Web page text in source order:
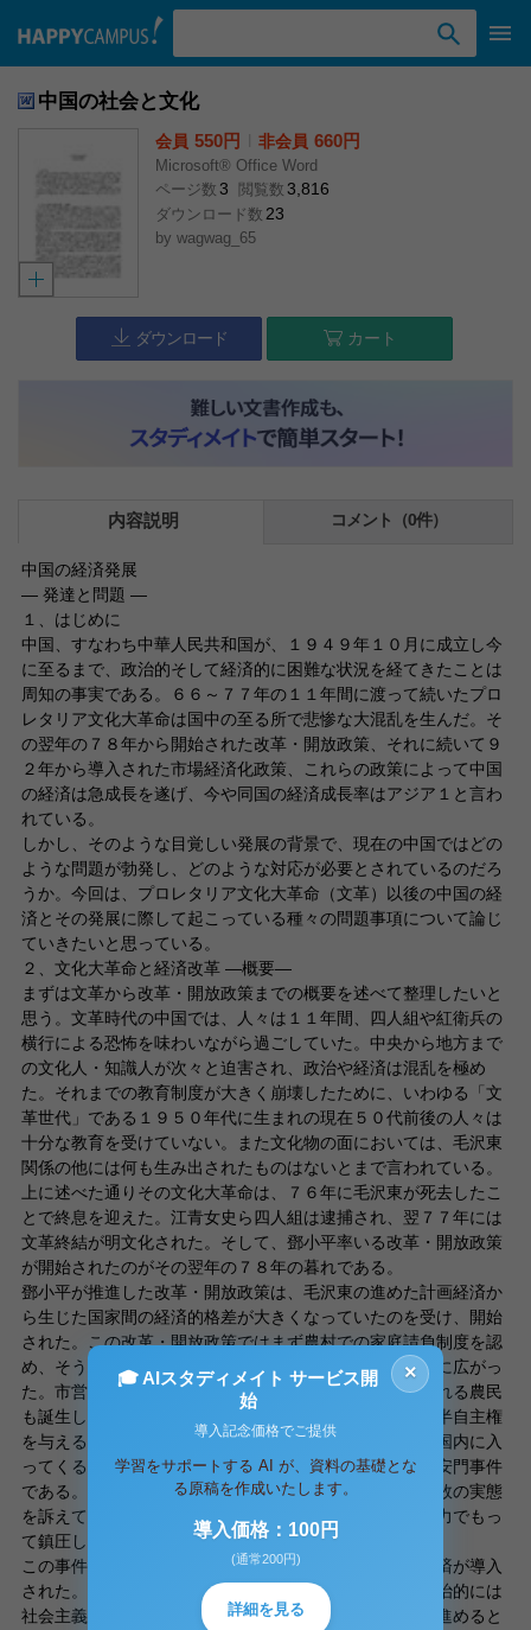
中国の社会と文化
会員 550円 非会員 660円
Microsoft® Office Word
ページ数 3 閲覧数 3,816
ダウンロード数 23
by wagwag_65
ダウンロード カート
内容説明 コメント（0件）
中国の経済発展
― 発達と問題 ―
１、はじめに
中国、すなわち中華人民共和国が、１９４９年１０月に成立し今
に至るまで、政治的そして経済的に困難な状況を経てきたことは
周知の事実である。６６～７７年の１１年間に渡って続いたプロ
レタリア文化大革命は国中の至る所で悲惨な大混乱を生んだ。そ
の翌年の７８年から開始された改革・開放政策、それに続いて９
２年から導入された市場経済化政策、これらの政策によって中国
の経済は急成長を遂げ、今や同国の経済成長率はアジア１と言わ
れている。
しかし、そのような目覚しい発展の背景で、現在の中国ではどの
ような問題が勃発し、どのような対応が必要とされているのだろ
うか。今回は、プロレタリア文化大革命（文革）以後の中国の経
済とその発展に際して起こっている種々の問題事項について論じ
ていきたいと思っている。
２、文化大革命と経済改革 ―概要―
まずは文革から改革・開放政策までの概要を述べて整理したいと
思う。文革時代の中国では、人々は１１年間、四人組や紅衛兵の
横行による恐怖を味わいながら過ごしていた。中央から地方まで
の文化人・知識人が次々と迫害され、政治や経済は混乱を極め
た。それまでの教育制度が大きく崩壊したために、いわゆる「文
革世代」である１９５０年代に生まれの現在５０代前後の人々は
十分な教育を受けていない。また文化物の面においては、毛沢東
関係の他には何も生み出されたものはないとまで言われている。
上に述べた通りその文化大革命は、７６年に毛沢東が死去したこ
とで終息を迎えた。江青女史ら四人組は逮捕され、翌７７年には
文革終結が明文化された。そして、鄧小平率いる改革・開放政策
が開始されたのがその翌年の７８年の暮れである。
鄧小平が推進した改革・開放政策は、毛沢東の進めた計画経済か
ら生じた国家間の経済的格差が大きくなっていたのを受け、開始
された。この改革・開放政策ではまず農村での家庭請負制度を認
め、そうして農業生産量が上昇すると、郷鎮企業が全国に広がっ
た。市営農家が認められるようになると、万元戸と言われる農民
も誕生した。次に経済改革は都市部に移る。国有企業に半自主権
を与えるとともに対外開放によって諸国の情報が大量に国内に入
ってくることになった。そこで起こったのが８９年の天安門事件
である。学生や労働者が、民主主義や自由、また幹部腐敗の実態
を訴えて暴動化したものであったが、指導部はこれを武力でもっ
て鎮圧したという事件である。
この事件から三年後の９２年に、鄧小平によって市場経済が導入
された。これは社会主義市場経済と言われるもので、政治的には
社会主義を維持しつつ、経済的には市場経済への移行を進めると
×
🎓 AIスタディメイト サービス開
始
導入記念価格でご提供
学習をサポートする AI が、資料の基礎とな
る原稿を作成いたします。
導入価格：100円
(通常200円)
詳細を見る